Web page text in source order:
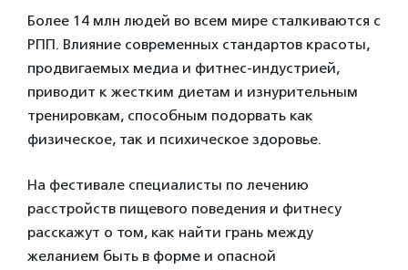
Более 14 млн людей во всем мире сталкиваются с
РПП. Влияние современных стандартов красоты,
продвигаемых медиа и фитнес-индустрией,
приводит к жестким диетам и изнурительным
тренировкам, способным подорвать как
физическое, так и психическое здоровье.
На фестивале специалисты по лечению
расстройств пищевого поведения и фитнесу
расскажут о том, как найти грань между
желанием быть в форме и опасной